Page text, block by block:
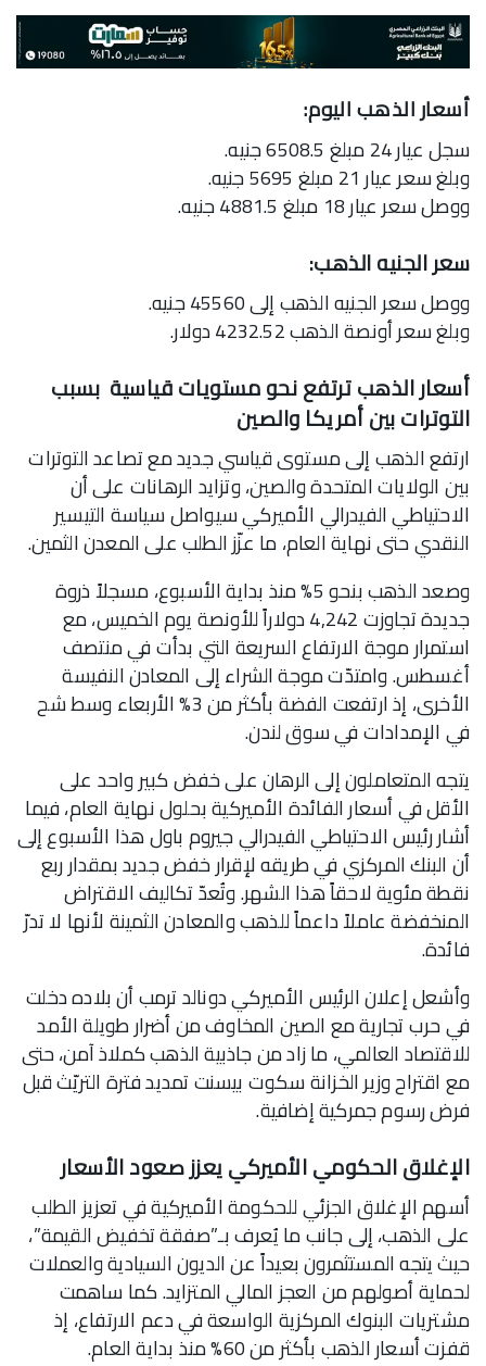
أسعار الذهب اليوم:
سجل عيار 24 مبلغ 6508.5 جنيه.
وبلغ سعر عيار 21 مبلغ 5695 جنيه.
ووصل سعر عيار 18 مبلغ 4881.5 جنيه.
سعر الجنيه الذهب:
ووصل سعر الجنيه الذهب إلى 45560 جنيه.
وبلغ سعر أونصة الذهب 4232.52 دولار.
أسعار الذهب ترتفع نحو مستويات قياسية بسبب
التوترات بين أمريكا والصين
ارتفع الذهب إلى مستوى قياسي جديد مع تصاعد التوترات
بين الولايات المتحدة والصين، وتزايد الرهانات على أن
الاحتياطي الفيدرالي الأميركي سيواصل سياسة التيسير
النقدي حتى نهاية العام، ما عزّز الطلب على المعدن الثمين.
وصعد الذهب بنحو 5% منذ بداية الأسبوع، مسجلاً ذروة
جديدة تجاوزت 4,242 دولاراً للأونصة يوم الخميس، مع
استمرار موجة الارتفاع السريعة التي بدأت في منتصف
أغسطس. وامتدّت موجة الشراء إلى المعادن النفيسة
الأخرى، إذ ارتفعت الفضة بأكثر من 3% الأربعاء وسط شح
في الإمدادات في سوق لندن.
يتجه المتعاملون إلى الرهان على خفض كبير واحد على
الأقل في أسعار الفائدة الأميركية بحلول نهاية العام، فيما
أشار رئيس الاحتياطي الفيدرالي جيروم باول هذا الأسبوع إلى
أن البنك المركزي في طريقه لإقرار خفض جديد بمقدار ربع
نقطة مئوية لاحقاً هذا الشهر. وتُعدّ تكاليف الاقتراض
المنخفضة عاملاً داعماً للذهب والمعادن الثمينة لأنها لا تدرّ
فائدة.
وأشعل إعلان الرئيس الأميركي دونالد ترمب أن بلاده دخلت
في حرب تجارية مع الصين المخاوف من أضرار طويلة الأمد
للاقتصاد العالمي، ما زاد من جاذبية الذهب كملاذ آمن، حتى
مع اقتراح وزير الخزانة سكوت بيسنت تمديد فترة التريّث قبل
فرض رسوم جمركية إضافية.
الإغلاق الحكومي الأميركي يعزز صعود الأسعار
أسهم الإغلاق الجزئي للحكومة الأميركية في تعزيز الطلب
على الذهب، إلى جانب ما يُعرف بـ”صفقة تخفيض القيمة”،
حيث يتجه المستثمرون بعيداً عن الديون السيادية والعملات
لحماية أصولهم من العجز المالي المتزايد. كما ساهمت
مشتريات البنوك المركزية الواسعة في دعم الارتفاع، إذ
قفزت أسعار الذهب بأكثر من 60% منذ بداية العام.